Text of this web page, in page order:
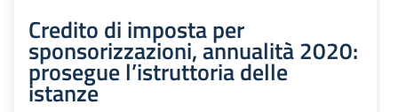
Credito di imposta per
sponsorizzazioni, annualità 2020:
prosegue l’istruttoria delle
istanze